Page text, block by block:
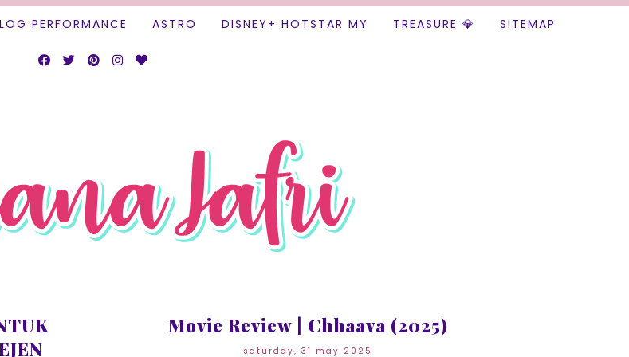
PERFORMANCE ASTRO DISNEY+ HOTSTAR MY TREASURE 💎 SITEMAP
Movie Review | Chhaava (2025)
saturday, 31 may 2025